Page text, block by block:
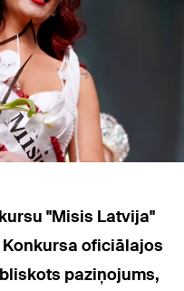
"Misis Latvija"
oficiālajos
paziņojums,